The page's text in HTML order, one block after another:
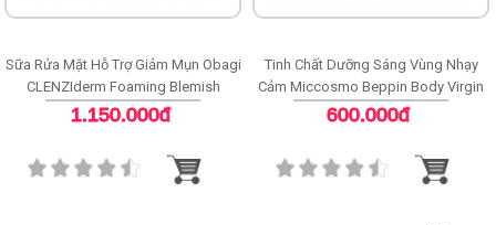
Sữa Rửa Mặt Hỗ Trợ Giảm Mụn Obagi
CLENZIderm Foaming Blemish
Cleanser
1.150.000đ
Tinh Chất Dưỡng Sáng Vùng Nhạy
Cảm Miccosmo Beppin Body Virgin
White Serum
600.000đ